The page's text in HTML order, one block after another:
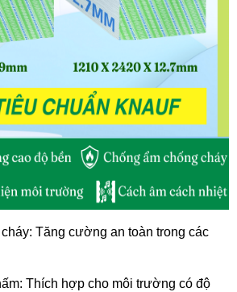
Tăng cường an toàn trong các
Thích hợp cho môi trường có độ